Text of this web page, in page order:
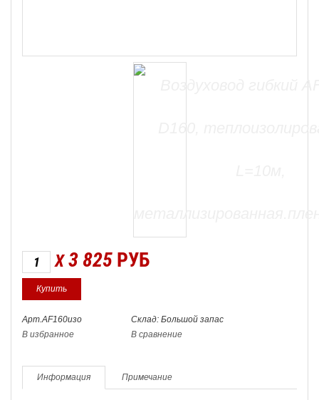
X 3 825 РУБ
Арт.AF160изо
Склад: Большой запас
В избранное
В сравнение
Информация Примечание